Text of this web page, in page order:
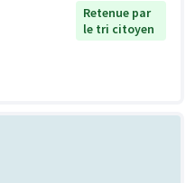
Retenue par
le tri citoyen